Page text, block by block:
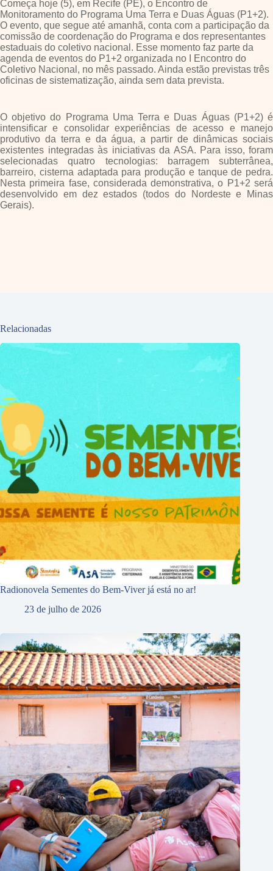
Começa hoje (5), em Recife (PE), o Encontro de
Monitoramento do Programa Uma Terra e Duas Águas (P1+2).
O evento, que segue até amanhã, conta com a participação da
comissão de coordenação do Programa e dos representantes
estaduais do coletivo nacional. Esse momento faz parte da
agenda de eventos do P1+2 organizada no I Encontro do
Coletivo Nacional, no mês passado. Ainda estão previstas três
oficinas de sistematização, ainda sem data prevista.
O objetivo do Programa Uma Terra e Duas Águas (P1+2) é
intensificar e consolidar experiências de acesso e manejo
produtivo da terra e da água, a partir de dinâmicas sociais
existentes integradas às iniciativas da ASA. Para isso, foram
selecionadas quatro tecnologias: barragem subterrânea,
barreiro, cisterna adaptada para produção e tanque de pedra.
Nesta primeira fase, considerada demonstrativa, o P1+2 será
desenvolvido em dez estados (todos do Nordeste e Minas
Gerais).
Relacionadas
Radionovela Sementes do Bem-Viver já está no ar!
23 de julho de 2026